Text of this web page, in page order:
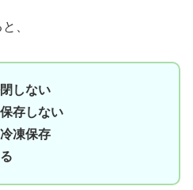
、
しない
存しない
凍保存